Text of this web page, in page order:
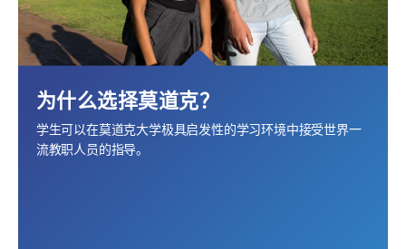
为什么选择莫道克？
学生可以在莫道克大学极具启发性的学习环境中接受世界一
流教职人员的指导。